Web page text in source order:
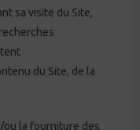
sa visite du Site,
du Site, de la
ou la fourniture des